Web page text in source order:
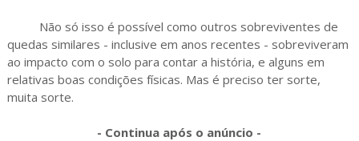
Não só isso é possível como outros sobreviventes de
quedas similares - inclusive em anos recentes - sobreviveram
ao impacto com o solo para contar a história, e alguns em
relativas boas condições físicas. Mas é preciso ter sorte,
muita sorte.
- Continua após o anúncio -